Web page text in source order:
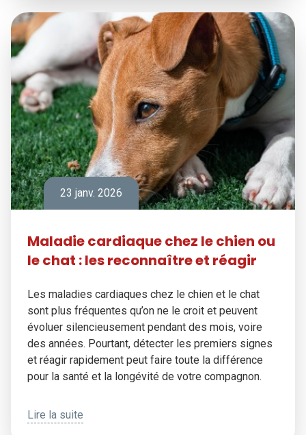
23 janv. 2026
Maladie cardiaque chez le chien ou
le chat : les reconnaître et réagir
Les maladies cardiaques chez le chien et le chat
sont plus fréquentes qu’on ne le croit et peuvent
évoluer silencieusement pendant des mois, voire
des années. Pourtant, détecter les premiers signes
et réagir rapidement peut faire toute la différence
pour la santé et la longévité de votre compagnon.
Lire la suite